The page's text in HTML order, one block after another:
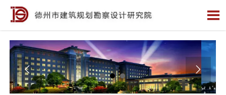

 